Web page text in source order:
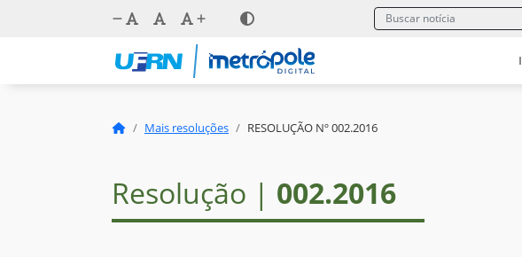
Mais resoluções RESOLUÇÃO Nº 002.2016
Resolução | 002.2016